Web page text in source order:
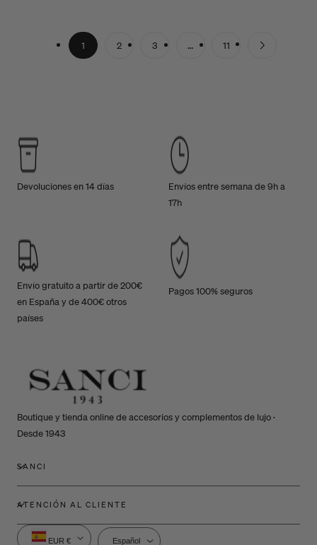
1 2 3 … 11
Devoluciones en 14 días
Envíos entre semana de 9h a
17h
Envío gratuito a partir de 200€
en España y de 400€ otros
países
Pagos 100% seguros
Boutique y tienda online de accesorios y complementos de lujo ·
Desde 1943
SANCI
ATENCIÓN AL CLIENTE
P
EUR €
I
Español